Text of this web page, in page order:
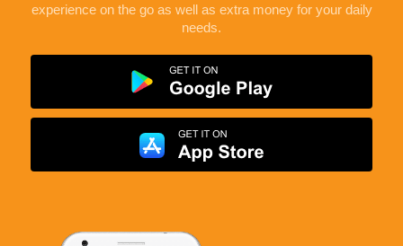
experience on the go as well as extra money for your daily
needs.